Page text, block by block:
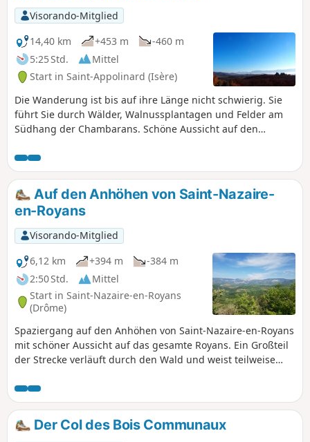
Visorando-Mitglied
14,40 km
+453 m
-460 m
5:25 Std.
Mittel
Start in Saint-Appolinard (Isère)
Die Wanderung ist bis auf ihre Länge nicht schwierig. Sie
führt Sie durch Wälder, Walnussplantagen und Felder am
Südhang der Chambarans. Schöne Aussicht auf den
Auf den Anhöhen von Saint-Nazaire-
en-Royans
Visorando-Mitglied
6,12 km
+394 m
-384 m
2:50 Std.
Mittel
Start in Saint-Nazaire-en-Royans
(Drôme)
Spaziergang auf den Anhöhen von Saint-Nazaire-en-Royans
mit schöner Aussicht auf das gesamte Royans. Ein Großteil
der Strecke verläuft durch den Wald und weist teilweise
Der Col des Bois Communaux